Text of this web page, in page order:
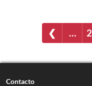
❮ …
Contacto